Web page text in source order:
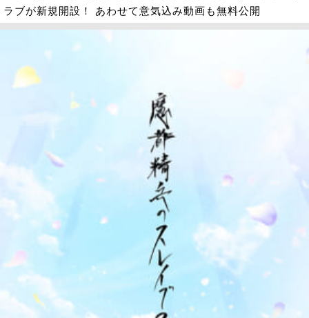
ラブが新規開設！ あわせて意気込み動画も無料公開